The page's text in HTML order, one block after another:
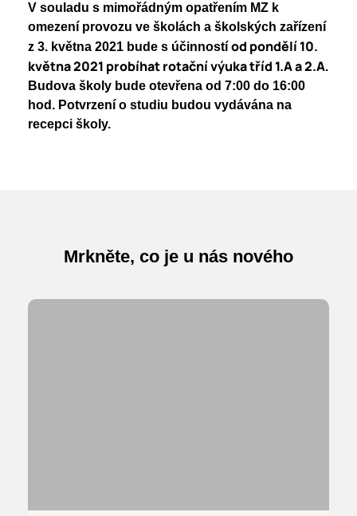
Pěvecký sbor
Studentský parlament
PoŠkole
GeoKecy
Křenoviny
Nadační fond
Školská rada
Vzory žádostí
Dokumenty školy
V souladu s mimořádným opatřením MZ k
omezení provozu ve školách a školských zařízení
z 3. května 2021 bude s účinností od pondělí 10.
května 2021 probíhat rotační výuka tříd 1.A a 2.A.
Budova školy bude otevřena od 7:00 do 16:00
hod. Potvrzení o studiu budou vydávána na
recepci školy.
Mrkněte, co je u nás nového